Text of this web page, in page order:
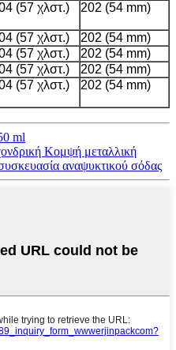
(57 χλστ.) 202 (54 mm)
(57 χλστ.)
202 (54 mm)
(57 χλστ.)
202 (54 mm)
(57 χλστ.)
202 (54 mm)
(57 χλστ.) 202 (54 mm)
ml
Κομψή μεταλλική
αναψυκτικού σόδας